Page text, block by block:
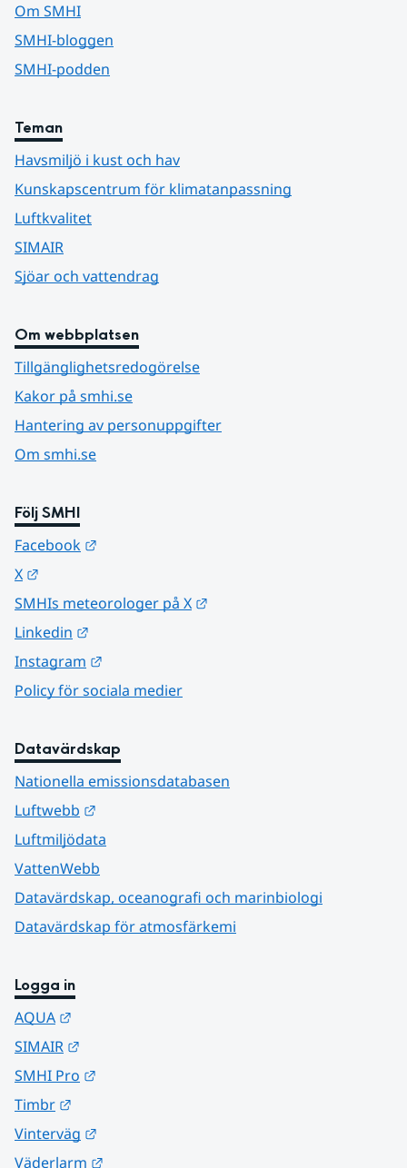
Om SMHI
SMHI-bloggen
SMHI-podden
Teman
Havsmiljö i kust och hav
Kunskapscentrum för klimatanpassning
Luftkvalitet
SIMAIR
Sjöar och vattendrag
Om webbplatsen
Tillgänglighetsredogörelse
Kakor på smhi.se
Hantering av personuppgifter
Om smhi.se
Följ SMHI
Facebook
X
SMHIs meteorologer på X
Linkedin
Instagram
Policy för sociala medier
Datavärdskap
Nationella emissionsdatabasen
Luftwebb
Luftmiljödata
VattenWebb
Datavärdskap, oceanografi och marinbiologi
Datavärdskap för atmosfärkemi
Logga in
AQUA
SIMAIR
SMHI Pro
Timbr
Vinterväg
Väderlarm